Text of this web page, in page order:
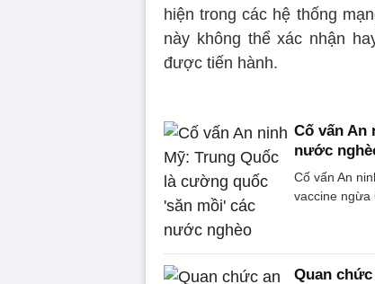
hiện trong các hệ thống
này không thể xác nhận
được tiến hành.
Cố vấn An
nước
Cố vấn An
vaccine ngừa
Quan